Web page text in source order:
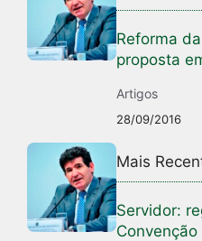
Reforma
proposta
Artigos
28/09/2016
Mais
Servidor: